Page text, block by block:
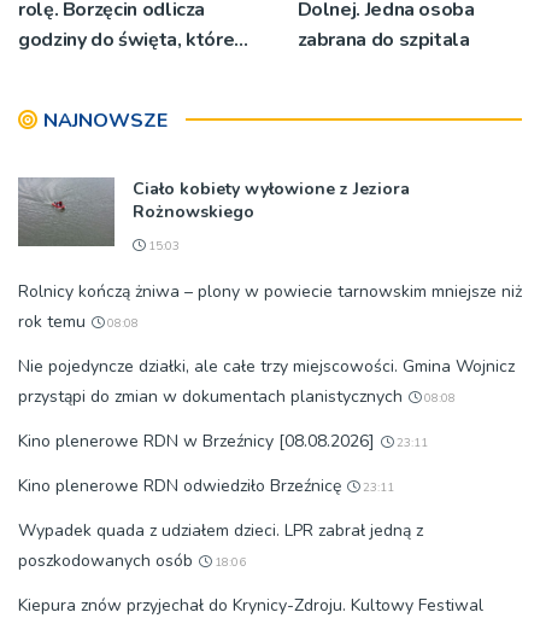
rolę. Borzęcin odlicza
godziny do święta, które
Dolnej. Jedna osoba
zabrana do szpitala
NAJNOWSZE
Ciało kobiety wyłowione z Jeziora
Rożnowskiego
15:03
Rolnicy kończą żniwa – plony w powiecie tarnowskim mniejsze niż
rok temu
08:08
Nie pojedyncze działki, ale całe trzy miejscowości. Gmina Wojnicz
przystąpi do zmian w dokumentach planistycznych
08:08
Kino plenerowe RDN w Brzeźnicy [08.08.2026] 23:11
Kino plenerowe RDN odwiedziło Brzeźnicę 23:11
Wypadek quada z udziałem dzieci. LPR zabrał jedną z
poszkodowanych osób
18:06
Kiepura znów przyjechał do Krynicy-Zdroju. Kultowy Festiwal